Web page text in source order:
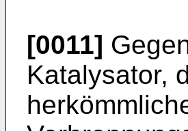
[0011]
Katalysator,